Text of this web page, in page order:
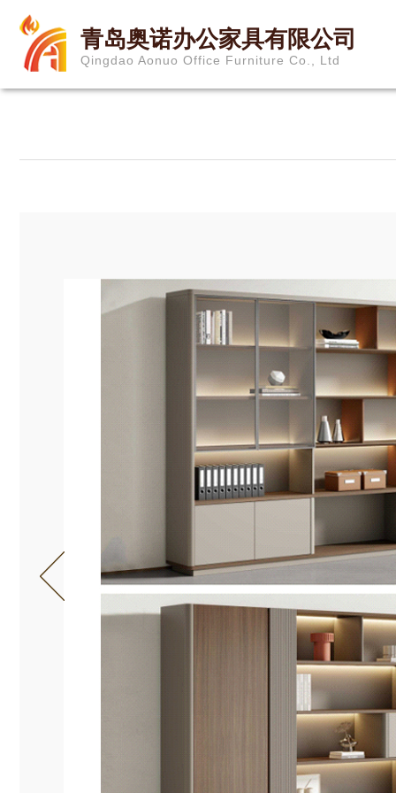
青岛奥诺办公家具有限公司
Qingdao Aonuo Office Furniture Co., Ltd